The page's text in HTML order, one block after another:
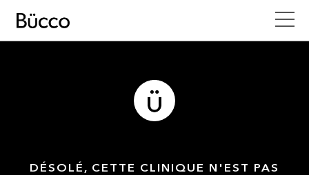
DÉSOLÉ, CETTE CLINIQUE N'EST PAS